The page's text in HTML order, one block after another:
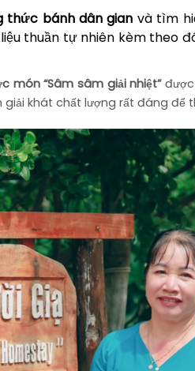
thức bánh dân gian và tìm
thuần tự nhiên kèm theo
món “Sâm sâm giải nhiệt”được
khát chất lượng rất đáng để